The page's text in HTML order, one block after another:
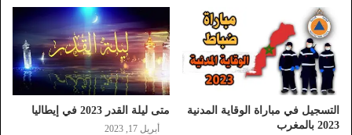
التسجيل في مباراة الوقاية المدنية
2023 بالمغرب
متى ليلة القدر 2023 في إيطاليا
أبريل 17, 2023